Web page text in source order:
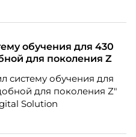
обучения для 430
для поколения Z
систему обучения для
для поколения Z"
Solution